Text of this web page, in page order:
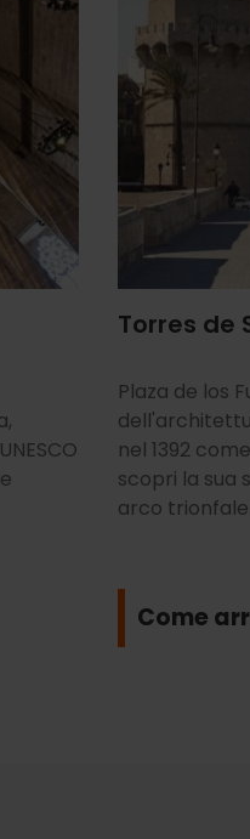
Torres de
Plaza de los
nel 1392
scopri la sua
arco
Come